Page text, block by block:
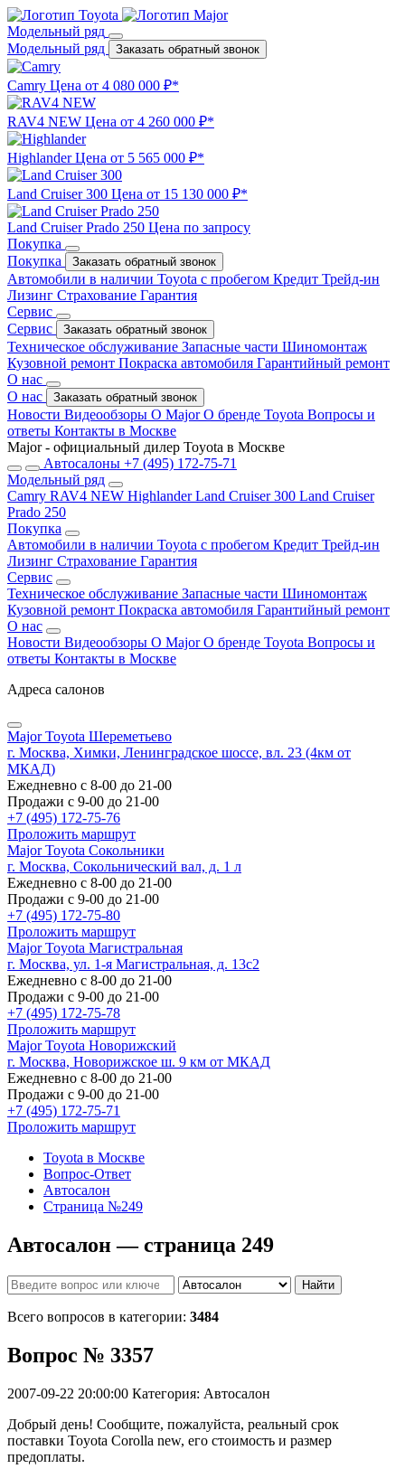
Модельный ряд
Модельный ряд
Заказать обратный звонок
Camry Цена от 4 080 000 ₽*
RAV4 NEW Цена от 4 260 000 ₽*
Highlander Цена от 5 565 000 ₽*
Land Cruiser 300 Цена от 15 130 000 ₽*
Land Cruiser Prado 250 Цена по запросу
Покупка
Покупка
Заказать обратный звонок
Автомобили в наличии Toyota с пробегом Кредит Трейд-ин
Лизинг Страхование Гарантия
Сервис
Сервис
Заказать обратный звонок
Техническое обслуживание Запасные части Шиномонтаж
Кузовной ремонт Покраска автомобиля Гарантийный ремонт
О нас
О нас
Заказать обратный звонок
Новости Видеообзоры О MajorО бренде Toyota Вопросы и
ответы Контакты в Москве
Major - официальный дилер Toyota в Москве
Автосалоны +7 (495) 172-75-71
Модельный ряд
Camry RAV4 NEW Highlander Land Cruiser 300 Land Cruiser
Prado 250
Покупка
Автомобили в наличии Toyota с пробегом Кредит Трейд-ин
Лизинг Страхование Гарантия
Сервис
Техническое обслуживание Запасные части Шиномонтаж
Кузовной ремонт Покраска автомобиля Гарантийный ремонт
О нас
Новости Видеообзоры О MajorО бренде Toyota Вопросы и
ответы Контакты в Москве
Адреса салонов
Major Toyota Шереметьево
г. Москва, Химки, Ленинградское шоссе, вл. 23 (4км от
МКАД)
Ежедневно с 8-00 до 21-00
Продажи с 9-00 до 21-00
+7 (495) 172-75-76
Проложить маршрут
Major Toyota Сокольники
г. Москва, Сокольнический вал, д. 1 л
Ежедневно с 8-00 до 21-00
Продажи с 9-00 до 21-00
+7 (495) 172-75-80
Проложить маршрут
Major Toyota Магистральная
г. Москва, ул. 1-я Магистральная, д. 13с2
Ежедневно с 8-00 до 21-00
Продажи с 9-00 до 21-00
+7 (495) 172-75-78
Проложить маршрут
Major Toyota Новорижский
г. Москва, Новорижское ш. 9 км от МКАД
Ежедневно с 8-00 до 21-00
Продажи с 9-00 до 21-00
+7 (495) 172-75-71
Проложить маршрут
Toyota в Москве
Вопрос-Ответ
Автосалон
Страница №249
Автосалон — страница 249
Найти
Всего вопросов в категории: 3484
Вопрос № 3357
2007-09-22 20:00:00 Категория: Автосалон
Добрый день! Сообщите, пожалуйста, реальный срок
поставки Toyota Corolla new, его стоимость и размер
предоплаты.